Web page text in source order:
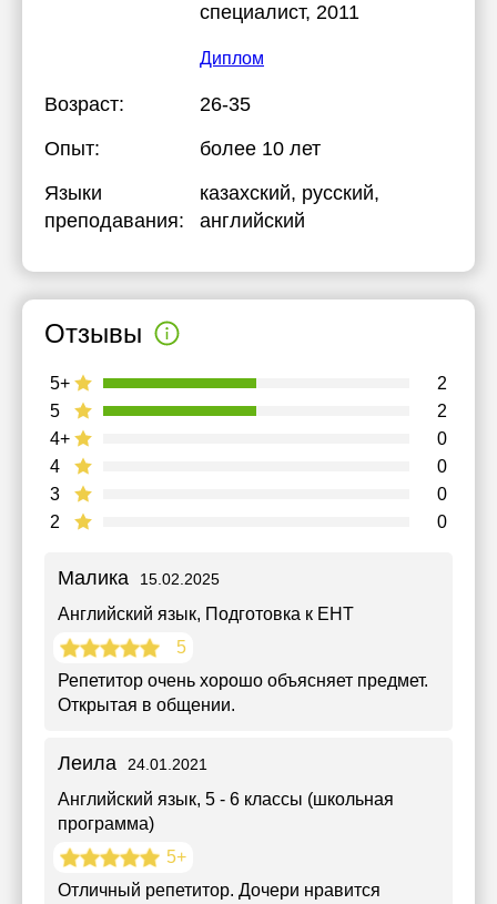
специалист, 2011
Диплом
Возраст:
26-35
Опыт:
более 10 лет
Языки
преподавания:
казахский, русский,
английский
Отзывы
2 0
3 0
4 0
4+ 0
5 2
5+ 2
Малика 15.02.2025
Английский язык, Подготовка к ЕНТ
5
Репетитор очень хорошо объясняет предмет.
Открытая в общении.
Леила 24.01.2021
Английский язык, 5 - 6 классы (школьная
программа)
5+
Отличный репетитор. Дочери нравится